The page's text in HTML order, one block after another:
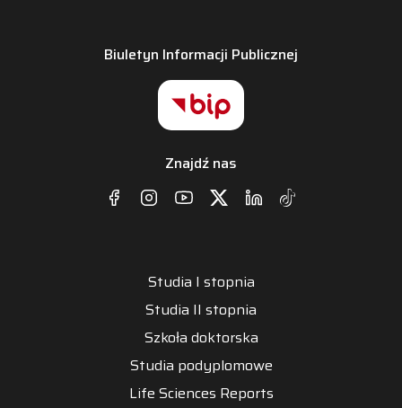
Biuletyn Informacji Publicznej
Znajdź nas
Studia I stopnia
Studia II stopnia
Szkoła doktorska
Studia podyplomowe
Life Sciences Reports